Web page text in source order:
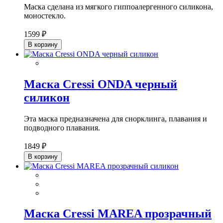
Маска сделана из мягкого гиппоалергенного силикона,
моностекло.
1599 ₽
В корзину
Маска Cressi ONDA черный
силикон
Эта маска предназначена для снорклинга, плавания и
подводного плавания.
1849 ₽
В корзину
Маска Cressi MAREA прозрачный